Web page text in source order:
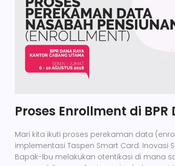
Proses Enrollment di BPR
Mari kita ikuti proses perekaman data
implementasi Taspen Smart Card. Inovasi
Bapak-Ibu melakukan otentikasi di mana